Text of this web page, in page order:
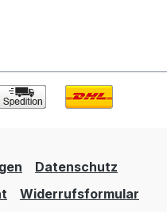
Datenschutz
Widerrufsformular